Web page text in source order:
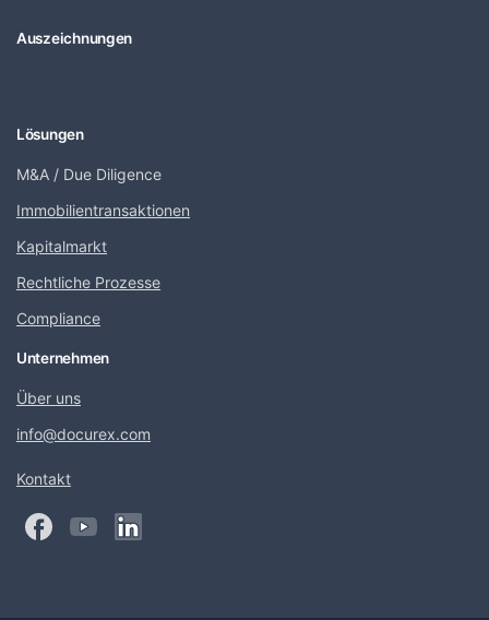
Auszeichnungen
Lösungen
M&A / Due Diligence
Immobilientransaktionen
Kapitalmarkt
Rechtliche Prozesse
Compliance
Unternehmen
Über uns
info@docurex.com
Kontakt